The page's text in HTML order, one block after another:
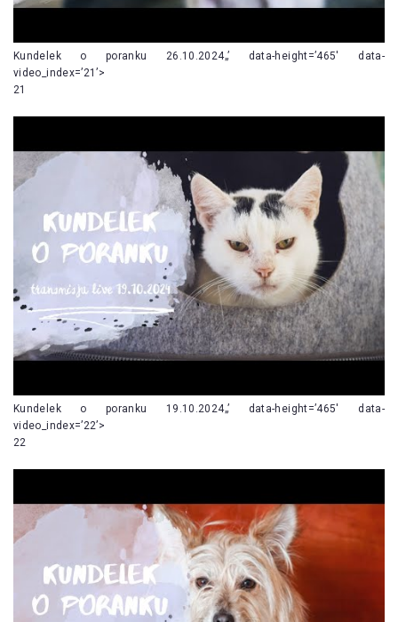
Kundelek o poranku 26.10.2024„’ data-height=’465′ data-
video_index=’21’>
21
Kundelek o poranku 19.10.2024„’ data-height=’465′ data-
video_index=’22’>
22